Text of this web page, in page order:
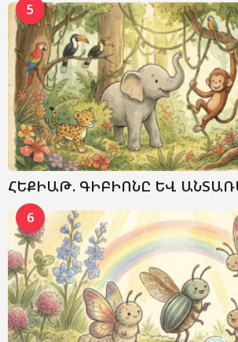
5
ՀԵՔԻԱԹ. ԳԻԲԻՈՆԸ ԵՎ
6